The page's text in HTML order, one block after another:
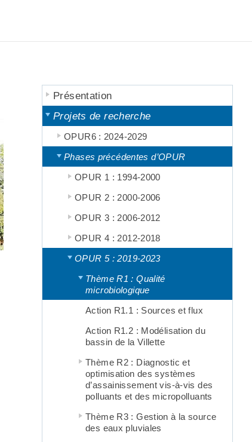
Présentation
Projets de recherche
OPUR6 : 2024-2029
Phases précédentes d’OPUR
OPUR 1 : 1994-2000
OPUR 2 : 2000-2006
OPUR 3 : 2006-2012
OPUR 4 : 2012-2018
OPUR 5 : 2019-2023
Thème R1 : Qualité
microbiologique
Action R1.1 : Sources et flux
Action R1.2 : Modélisation du
bassin de la Villette
Thème R2 : Diagnostic et
optimisation des systèmes
d’assainissement vis-à-vis des
polluants et des micropolluants
Thème R3 : Gestion à la source
des eaux pluviales